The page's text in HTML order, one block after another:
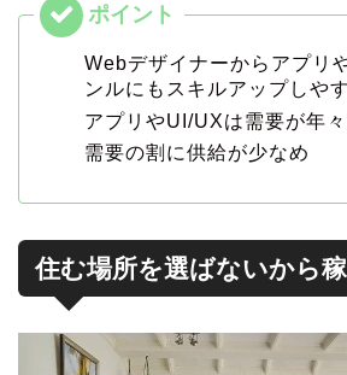
Webデザイナーからアプリ
ンルにもスキルアップしや
アプリやUI/UXは需要が年
需要の割に供給が少なめ
住む場所を選ばないから